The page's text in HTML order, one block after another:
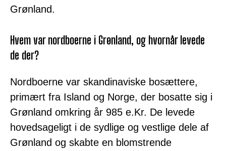
Grønland.
Hvem var nordboerne i Grønland, og hvornår levede
de der?
Nordboerne var skandinaviske bosættere,
primært fra Island og Norge, der bosatte sig i
Grønland omkring år 985 e.Kr. De levede
hovedsageligt i de sydlige og vestlige dele af
Grønland og skabte en blomstrende